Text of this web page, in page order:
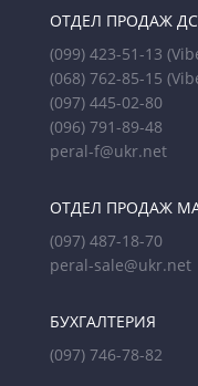
ОТДЕЛ ПРОДАЖ
(099) 423-51-13
(068) 762-85-15
(097) 445-02-80
(096) 791-89-48
peral-f@ukr.net
ОТДЕЛ ПРОДАЖ
(097) 487-18-70
peral-sale@ukr.net
БУХГАЛТЕРИЯ
(097) 746-78-82